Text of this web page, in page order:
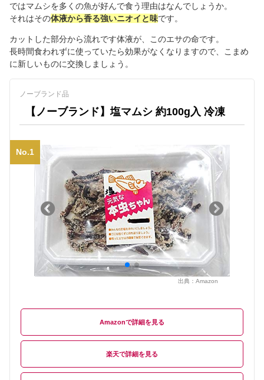
ではマムシを多くの魚が好んで食う理由はなんでしょうか。
それはその体液から香る強いニオイと味です。
カットした部分から流れです体液が、このエサの命です。
長時間食われずに使っていたら効果がなくなりますので、こまめ
に新しいものに交換しましょう。
ノーブランド品
【ノーブランド】塩マムシ 約100g入 冷凍
No.1
出典： Amazon
Amazon
楽天